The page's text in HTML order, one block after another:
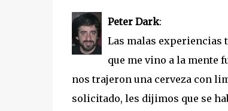
Peter Dark:
Las malas experiencias
que me vino a la mente
nos trajeron una cerveza con
solicitado, les dijimos que se